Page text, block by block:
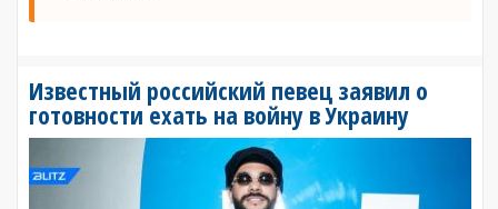
Известный российский певец заявил о
готовности ехать на войну в Украину